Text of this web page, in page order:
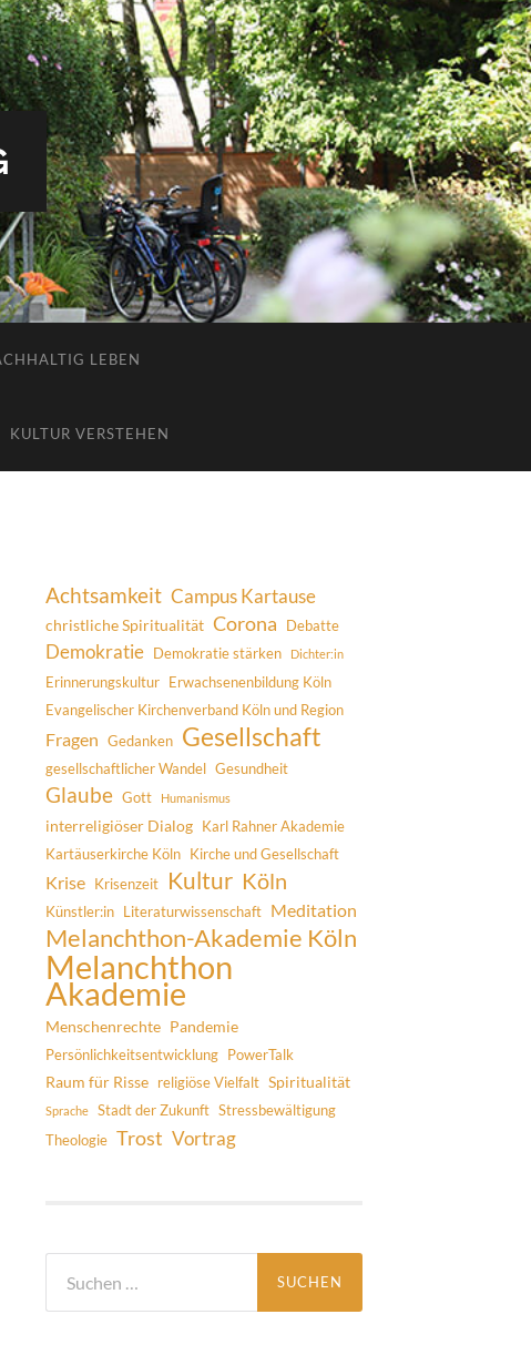
LEBEN
KULTUR VERSTEHEN
Achtsamkeit Campus Kartause
christliche Spiritualität Corona Debatte
Demokratie Demokratie stärken Dichter:in
Erinnerungskultur Erwachsenenbildung Köln
Evangelischer Kirchenverband Köln und Region
Fragen Gedanken Gesellschaft
gesellschaftlicher Wandel Gesundheit
Glaube Gott Humanismus
interreligiöser Dialog Karl Rahner Akademie
Kartäuserkirche Köln Kirche und Gesellschaft
Krise Krisenzeit Kultur Köln
Künstler:in Literaturwissenschaft Meditation
Melanchthon-Akademie Köln
Melanchthon
Akademie
Menschenrechte Pandemie
Persönlichkeitsentwicklung PowerTalk
Raum für Risse religiöse Vielfalt Spiritualität
Sprache Stadt der Zukunft Stressbewältigung
Theologie Trost Vortrag
nach: